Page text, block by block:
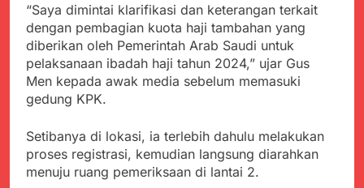
Bantuan Duka Cita
Polda Jabar Beberkan
Perkembangan
Terbaru Kasus Dago
Elos
Juli 20, 2024
Kejaksaan Negeri Kab
Sukabumi didesak usut
Pengadaan Buku Simi
Inspektorat Kab,
Sukabumi
menyalahgunakan
Juli 19, 2024
Sambut Tahun Ajaran
“Saya dimintai klarifikasi dan keterangan terkait
dengan pembagian kuota haji tambahan yang
diberikan oleh Pemerintah Arab Saudi untuk
pelaksanaan ibadah haji tahun 2024,” ujar Gus
Men kepada awak media sebelum memasuki
gedung KPK.
Setibanya di lokasi, ia terlebih dahulu melakukan
proses registrasi, kemudian langsung diarahkan
menuju ruang pemeriksaan di lantai 2.